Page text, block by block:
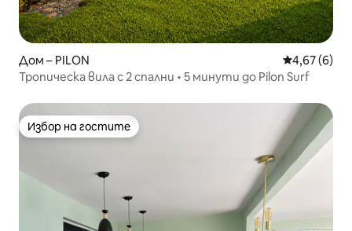
Дом – PILON Средна
4,67 (6)
Тропическа вила с 2 спални • 5 минути до Pilon Surf
Избор на гостите
Избор на гостите